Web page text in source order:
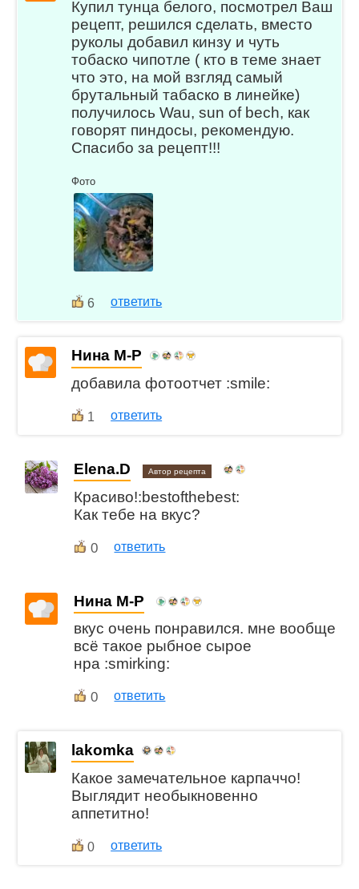
Купил тунца белого, посмотрел Ваш
рецепт, решился сделать, вместо
руколы добавил кинзу и чуть
тобаско чипотле ( кто в теме знает
что это, на мой взгляд самый
брутальный табаско в линейке)
получилось Wau, sun of bech, как
говорят пиндосы, рекомендую.
Спасибо за рецепт!!!
Фото
6 ответить
Нина М-Р
добавила фотоотчет :smile:
1 ответить
Elena.D Автор рецепта
Красиво!:bestofthebest:
Как тебе на вкус?
0 ответить
Нина М-Р
вкус очень понравился. мне вообще
всё такое рыбное сырое
нра :smirking:
0 ответить
lakomka
Какое замечательное карпаччо!
Выглядит необыкновенно
аппетитно!
0 ответить